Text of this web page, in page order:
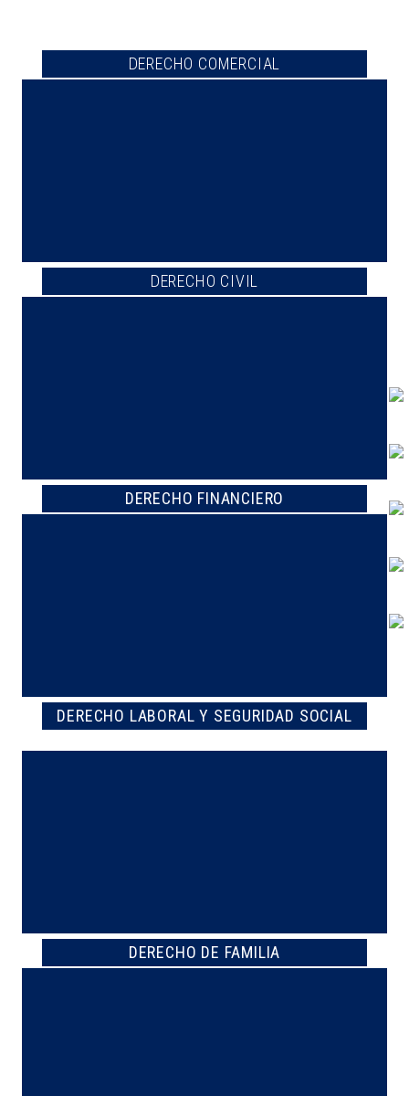
DERECHO COMERCIAL
DERECHO CIVIL
DERECHO FINANCIERO
DERECHO LABORAL Y SEGURIDAD SOCIAL
DERECHO DE FAMILIA